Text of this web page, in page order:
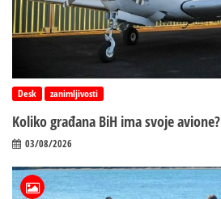
Desk zanimljivosti
Koliko građana BiH ima svoje avione?
03/08/2026